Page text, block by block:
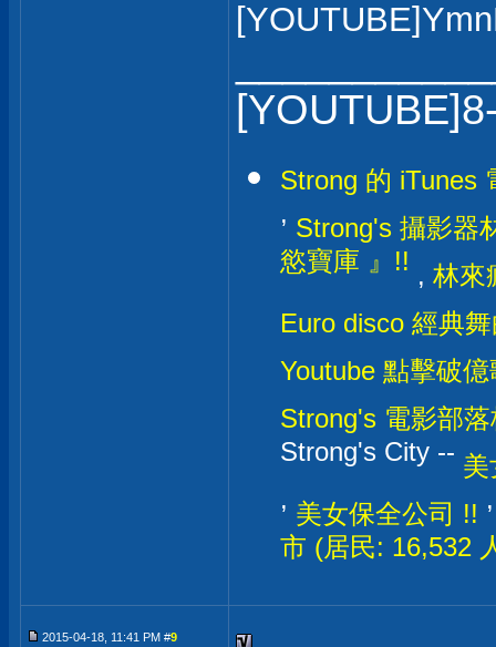
Strong 的 iTunes
, Strong's 攝影器
慾寶庫 』!! , 林來
Euro disco 經典
Youtube 點擊破
Strong's 電影部
Strong's City -- 美
, 美女保全公司 !!
市 (居民: 16,532
2015-04-18, 11:41 PM #9